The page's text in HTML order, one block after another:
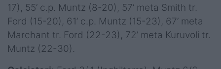
17), 55’ c.p. Muntz (8-20), 57’ meta Smith tr.
Ford (15-20), 61’ c.p. Muntz (15-23), 67’ meta
Marchant tr. Ford (22-23), 72’ meta Kuruvoli tr.
Muntz (22-30).